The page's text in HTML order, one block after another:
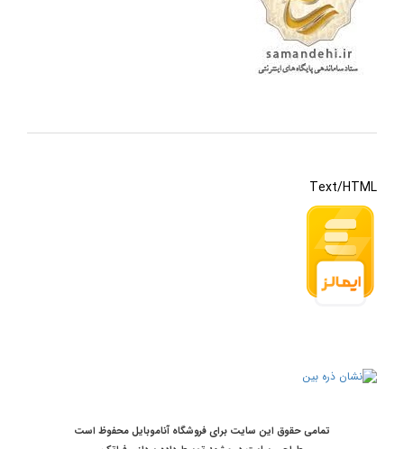
Text/HTML
تمامی حقوق این سایت برای فروشگاه آناموبایل محفوظ است